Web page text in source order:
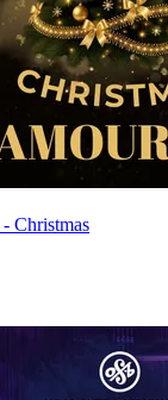
- Christmas